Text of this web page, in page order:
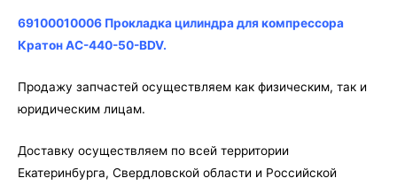
AC-
440-
BDV
69100010006 Прокладка цилиндра для компрессора
Кратон AC-440-50-BDV.
Продажу запчастей осуществляем как физическим, так и
юридическим лицам.
Доставку осуществляем по всей территории
Екатеринбурга, Свердловской области и Российской